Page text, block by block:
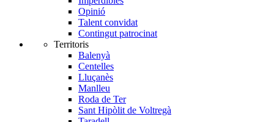
Opinió
Talent convidat
Contingut patrocinat
Territoris
Balenyà
Centelles
Lluçanès
Manlleu
Roda de Ter
Sant Hipòlit de Voltregà